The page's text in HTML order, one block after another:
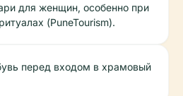
для женщин, особенно при
(PuneTourism).
перед входом в храмовый